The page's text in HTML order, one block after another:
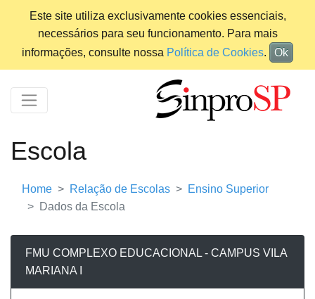
Este site utiliza exclusivamente cookies essenciais,
necessários para seu funcionamento. Para mais
informações, consulte nossa Política de Cookies. Ok
Escola
Home Relação de Escolas
Ensino Superior
Dados da Escola
FMU COMPLEXO EDUCACIONAL - CAMPUS VILA
MARIANA I